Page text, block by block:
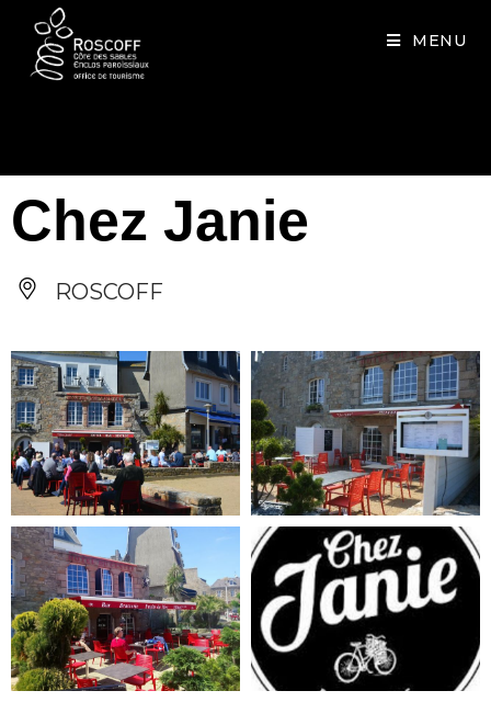
MENU
Chez Janie
ROSCOFF
Cookies management panel